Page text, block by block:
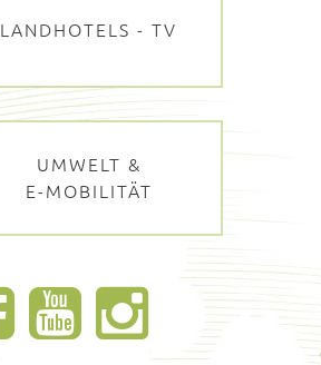
LANDHOTELS - TV
UMWELT &
E-MOBILITÄT